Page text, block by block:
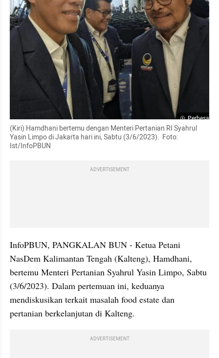
Perbesar
(Kiri) Hamdhani bertemu dengan Menteri Pertanian RI Syahrul
Yasin Limpo di Jakarta hari ini, Sabtu (3/6/2023).  Foto:
Ist/InfoPBUN
ADVERTISEMENT
InfoPBUN, PANGKALAN BUN - Ketua Petani
NasDem Kalimantan Tengah (Kalteng), Hamdhani,
bertemu Menteri Pertanian Syahrul Yasin Limpo, Sabtu
(3/6/2023). Dalam pertemuan ini, keduanya
mendiskusikan terkait masalah food estate dan
pertanian berkelanjutan di Kalteng.
ADVERTISEMENT